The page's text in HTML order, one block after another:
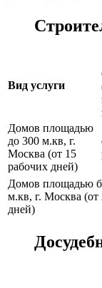
Вид услуги
Домов площадью
до 300 м.кв, г.
Москва (от 15
рабочих дней)
Домов площадью
м.кв, г. Москва (от
дней)